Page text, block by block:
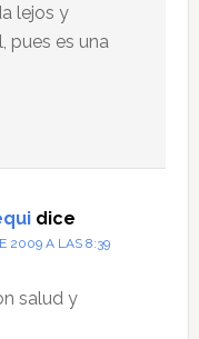
lejos y
pues es una
dice
2009 A LAS 8:39
salud y